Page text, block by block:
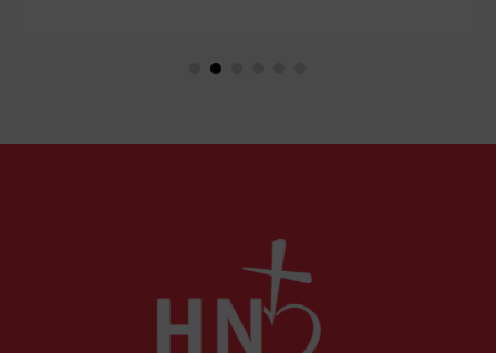
en Orient qu’en Occident, célèbre par sa piété